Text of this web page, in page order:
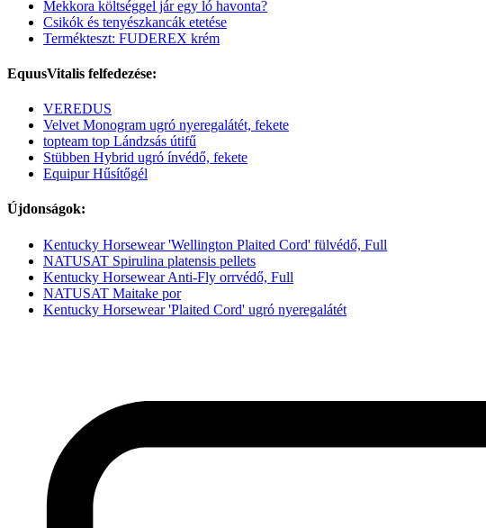
Mekkora költséggel jár egy ló havonta?
Csikók és tenyészkancák etetése
Termékteszt: FUDEREX krém
EquusVitalis felfedezése:
VEREDUS
Velvet Monogram ugró nyeregalátét, fekete
topteam top Lándzsás útifű
Stübben Hybrid ugró ínvédő, fekete
Equipur Hűsítőgél
Újdonságok:
Kentucky Horsewear 'Wellington Plaited Cord' fülvédő, Full
NATUSAT Spirulina platensis pellets
Kentucky Horsewear Anti-Fly orrvédő, Full
NATUSAT Maitake por
Kentucky Horsewear 'Plaited Cord' ugró nyeregalátét